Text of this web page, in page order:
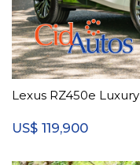
Lexus RZ450e Luxury
US$ 119,900